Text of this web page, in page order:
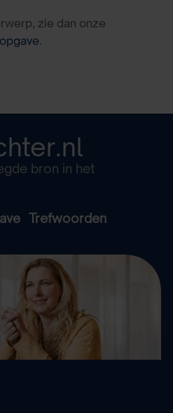
zie dan onze
.
bron in het
Trefwoorden